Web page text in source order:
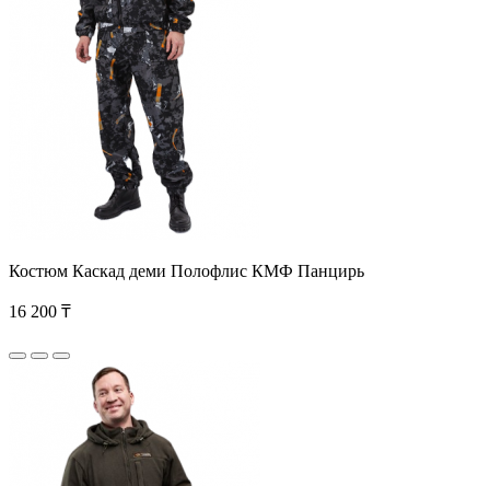
Костюм Каскад деми Полофлис КМФ Панцирь
16 200 ₸